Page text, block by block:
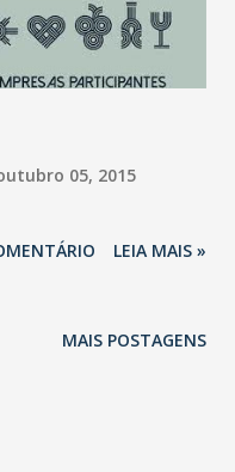
de delivery. A marca
05, 2015
LEIA MAIS »
MAIS POSTAGENS